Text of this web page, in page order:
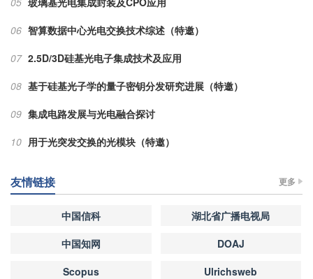
06 智算数据中心光电交换技术综述（特邀）
07 2.5D/3D硅基光电子集成技术及应用
08 基于硅基光子学的量子密钥分发研究进展（特邀）
09 集成电路发展与光电融合探讨
10 用于光突发交换的光模块（特邀）
友情链接 更多
中国信科
湖北省广播电视局
中国知网
DOAJ
Scopus
Ulrichsweb